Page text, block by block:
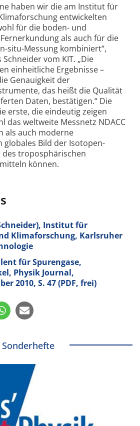
haben wir die am Institut für
entwickelten
für die boden- und
als auch für die
situ-Messung kombiniert“,
vom KIT. „Die
einheitliche Ergebnisse –
Genauigkeit der
das heißt die Qualität
Daten, bestätigen.“ Die
erste, die eindeutig zeigen
das weltweite Messnetz NDACC
als auch moderne
globales Bild der Isotopen­
tropo­sphärischen
können.
Institut für
Klimaforschung, Karlsruher
für Spurengase,
Physik Journal,
2010, S. 47 (PDF, frei)
Sonderhefte